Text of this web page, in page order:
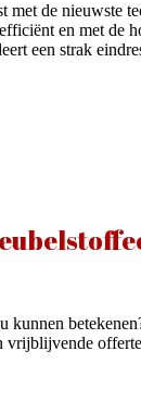
met de nieuwste
en met de
een strak
kunnen
vrijblijvende